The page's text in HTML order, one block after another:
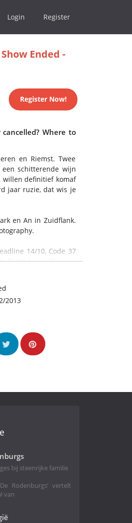
Login Register
Show Ended -
Register Now!
Where to
en Riemst. Twee
schitterende wijn
willen definitief komaf
jaar ruzie, dat wis je
en An in Zuidflank.
14/10, Code 37
Breakdown. De serie
steden Tongeren en
2013
bij steenrijke familie
Rodenburgs’ vertelt
van